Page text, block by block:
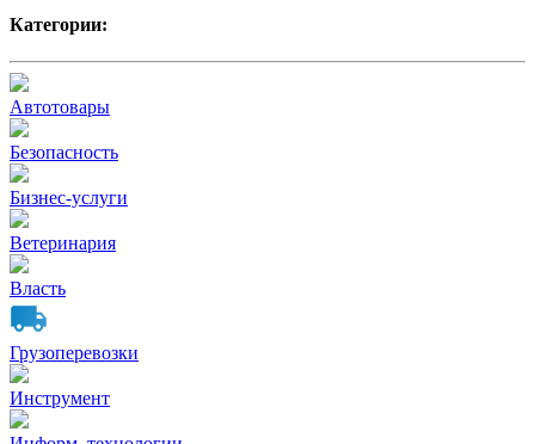
Категории:
Автотовары
Безопасность
Бизнес-услуги
Ветеринария
Власть
Грузоперевозки
Инструмент